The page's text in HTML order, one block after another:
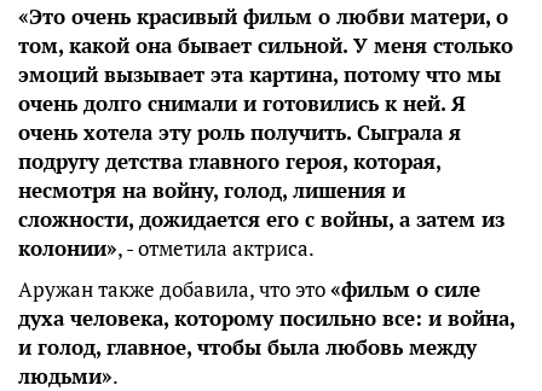
«Это очень красивый фильм о любви матери, о
том, какой она бывает сильной. У меня столько
эмоций вызывает эта картина, потому что мы
очень долго снимали и готовились к ней. Я
очень хотела эту роль получить. Сыграла я
подругу детства главного героя, которая,
несмотря на войну, голод, лишения и
сложности, дожидается его с войны, а затем из
колонии», - отметила актриса.
Аружан также добавила, что это«фильм о силе
духа человека, которому посильно все: и война,
и голод, главное, чтобы была любовь между
людьми».